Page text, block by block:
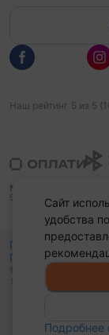
Наш рейтинг 5 из 5
Политика
Политика
© 2015 - 2026,
только при наличии
Сайт
удобства
Подробнее